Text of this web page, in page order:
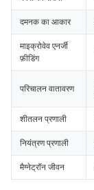
दमनक का आकार
माइक्रोवेव एनर्जी
फ़ीडिंग
परिचालन वातावरण
शीतलन प्रणाली
नियंत्रण प्रणाली
मैग्नेट्रॉन जीवन